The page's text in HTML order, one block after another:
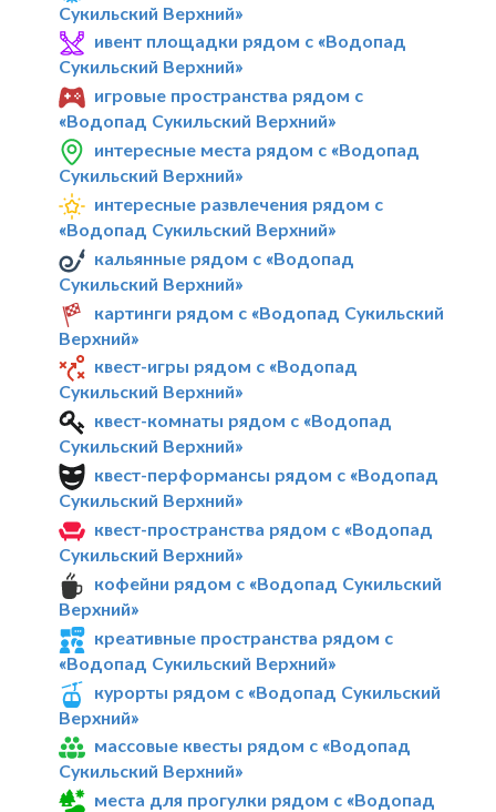
Сукильский Верхний»
ивент площадки рядом с «Водопад
Сукильский Верхний»
игровые пространства рядом с
«Водопад Сукильский Верхний»
интересные места рядом с «Водопад
Сукильский Верхний»
интересные развлечения рядом с
«Водопад Сукильский Верхний»
кальянные рядом с «Водопад
Сукильский Верхний»
картинги рядом с «Водопад Сукильский
Верхний»
квест-игры рядом с «Водопад
Сукильский Верхний»
квест-комнаты рядом с «Водопад
Сукильский Верхний»
квест-перформансы рядом с «Водопад
Сукильский Верхний»
квест-пространства рядом с «Водопад
Сукильский Верхний»
кофейни рядом с «Водопад Сукильский
Верхний»
креативные пространства рядом с
«Водопад Сукильский Верхний»
курорты рядом с «Водопад Сукильский
Верхний»
массовые квесты рядом с «Водопад
Сукильский Верхний»
места для прогулки рядом с «Водопад